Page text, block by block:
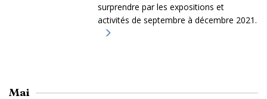
surprendre par les expositions et
activités de septembre à décembre 2021.
Mai